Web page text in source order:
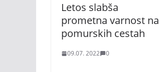
Letos slabša
prometna varnost na
pomurskih cestah
09.07. 2022 0